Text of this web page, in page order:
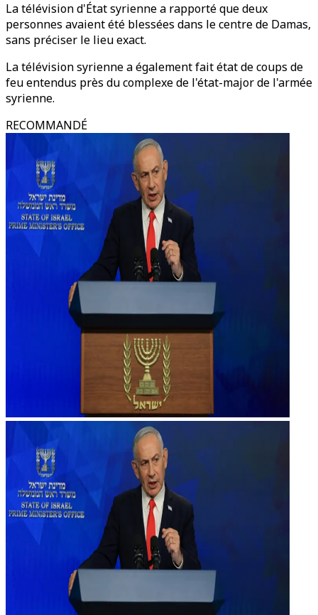
La télévision d'État syrienne a rapporté que deux
personnes avaient été blessées dans le centre de Damas,
sans préciser le lieu exact.
La télévision syrienne a également fait état de coups de
feu entendus près du complexe de l'état-major de l'armée
syrienne.
RECOMMANDÉ